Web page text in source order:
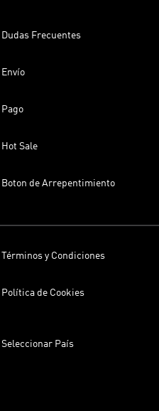
Dudas Frecuentes
Envío
Pago
Hot Sale
Boton de Arrepentimiento
Términos y Condiciones
Política de Cookies
Seleccionar País